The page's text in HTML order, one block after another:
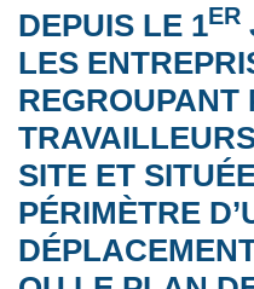
DEPUIS LE 1ER
LES
REGROUPANT
SITE ET
PÉRIMÈTRE